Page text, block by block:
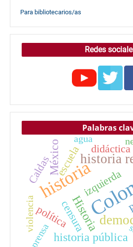
Para bibliotecarios/as
Redes
Palabras
historiahistoria
Historia
México
historia pública
censura
política
izquierda
escuela didáctica
Caldas
prensa
violencia
agua